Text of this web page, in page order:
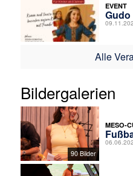
EVENT
Alle
Bildergalerien
90 Bilder
MESO-